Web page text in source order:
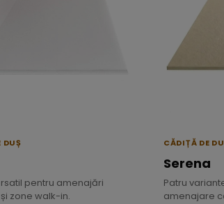
DUȘ
pentru amenajări
zone walk-in.
CĂDIȚĂ DE
Serena
Patru
amenajare